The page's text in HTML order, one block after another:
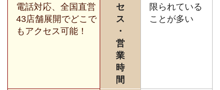
電話対応、全国直営
43店舗展開でどこで
もアクセス可能！
セ
ス
・
営
業
時
間
限られている
ことが多い